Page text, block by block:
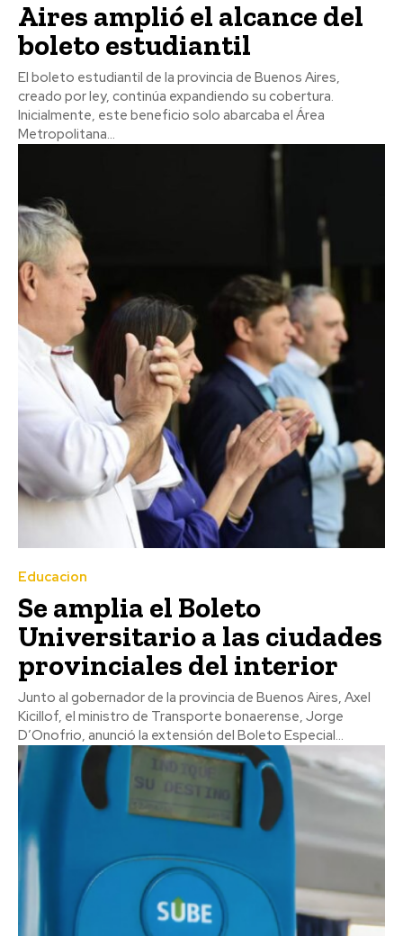
Aires amplió el alcance del
boleto estudiantil
El boleto estudiantil de la provincia de Buenos Aires,
creado por ley, continúa expandiendo su cobertura.
Inicialmente, este beneficio solo abarcaba el Área
Metropolitana...
Educacion
Se amplia el Boleto
Universitario a las ciudades
provinciales del interior
Junto al gobernador de la provincia de Buenos Aires, Axel
Kicillof, el ministro de Transporte bonaerense, Jorge
D’Onofrio, anunció la extensión del Boleto Especial...